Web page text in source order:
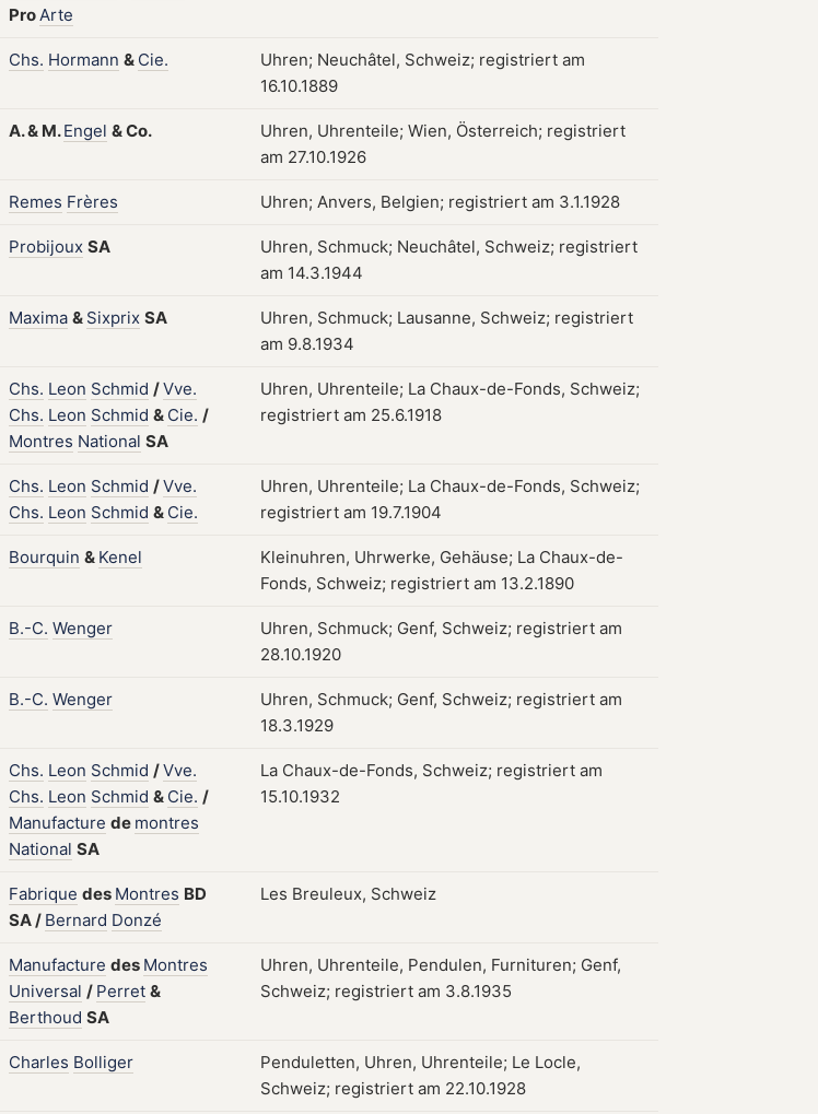
ProArte
Chs. Hormann & Cie.
Uhren; Neuchâtel, Schweiz; registriert am
16.10.1889
A.& M.Engel &Co.
Uhren, Uhrenteile; Wien, Österreich; registriert
am 27.10.1926
Remes Frères Uhren; Anvers, Belgien; registriert am 3.1.1928
Probijoux SA
Uhren, Schmuck; Neuchâtel, Schweiz; registriert
am 14.3.1944
Maxima & Sixprix SA
Uhren, Schmuck; Lausanne, Schweiz; registriert
am 9.8.1934
Chs. Leon Schmid /Vve.
Chs. Leon Schmid & Cie. /
Montres National SA
Uhren, Uhrenteile; La Chaux-de-Fonds, Schweiz;
registriert am 25.6.1918
Chs. Leon Schmid /Vve.
Chs. Leon Schmid & Cie.
Uhren, Uhrenteile; La Chaux-de-Fonds, Schweiz;
registriert am 19.7.1904
Bourquin & Kenel
Kleinuhren, Uhrwerke, Gehäuse; La Chaux-de-
Fonds, Schweiz; registriert am 13.2.1890
B.-C. Wenger
Uhren, Schmuck; Genf, Schweiz; registriert am
28.10.1920
B.-C. Wenger
Uhren, Schmuck; Genf, Schweiz; registriert am
18.3.1929
Chs. Leon Schmid /Vve.
Chs. Leon Schmid & Cie. /
Manufacture de montres
National SA
La Chaux-de-Fonds, Schweiz; registriert am
15.10.1932
Fabrique des Montres BD
SA/ Bernard Donzé
Les Breuleux, Schweiz
Manufacture des Montres
Universal / Perret &
Berthoud SA
Uhren, Uhrenteile, Pendulen, Furnituren; Genf,
Schweiz; registriert am 3.8.1935
Charles Bolliger
Penduletten, Uhren, Uhrenteile; Le Locle,
Schweiz; registriert am 22.10.1928